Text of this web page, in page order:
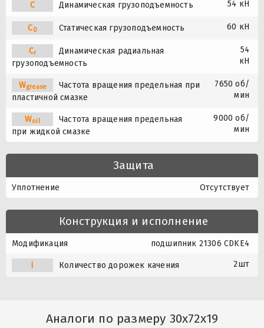
C Динамическая грузоподъемность 54 кН
C0 Статическая грузоподъемность 60 кН
Cr
Динамическая радиальная
грузоподъемность
54
кН
Wgrease
Частота вращения предельная при
пластичной смазке
7650 об/
мин
Woil
Частота вращения предельная
при жидкой смазке
9000 об/
мин
Защита
Уплотнение Отсутствует
Конструкция и исполнение
Модификация подшипник 21306 CDKE4
i Количество дорожек качения 2шт
Аналоги по размеру 30x72x19